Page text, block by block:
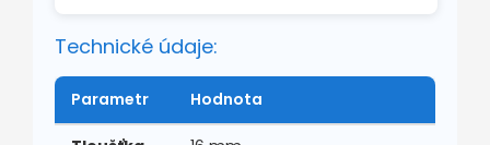
Technické údaje:
Parametr Hodnota